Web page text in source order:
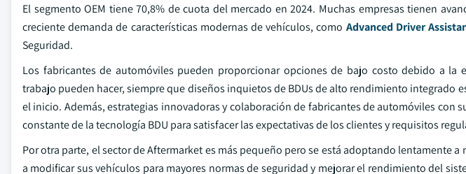
El segmento OEM tiene 70,8% de cuota del mercado en 2024. Muchas empresas tienen
creciente demanda de características modernas de vehículos, como Advanced Driver
Seguridad.
Los fabricantes de automóviles pueden proporcionar opciones de bajo costo debido a la
trabajo pueden hacer, siempre que diseños inquietos de BDUs de alto rendimiento integrado
el inicio. Además, estrategias innovadoras y colaboración de fabricantes de automóviles con
constante de la tecnología BDU para satisfacer las expectativas de los clientes y requisitos
Por otra parte, el sector de Aftermarket es más pequeño pero se está adoptando lentamente
a modificar sus vehículos para mayores normas de seguridad y mejorar el rendimiento del